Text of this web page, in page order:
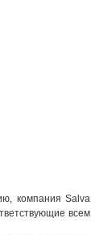
компания Salva
всем